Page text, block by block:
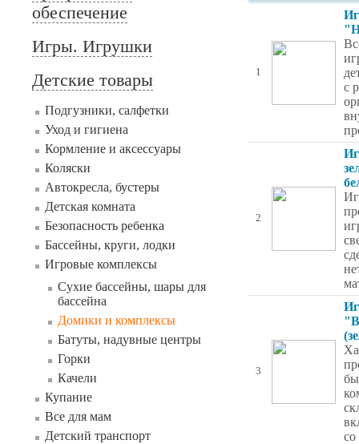
обеспечение
Игры. Игрушки
Детские товары
Подгузники, салфетки
Уход и гигиена
Кормление и аксессуары
Коляски
Автокресла, бустеры
Детская комната
Безопасность ребенка
Бассейны, круги, лодки
Игровые комплексы
Сухие бассейны, шары для
бассейна
Домики и комплексы
Батуты, надувные центры
Горки
Качели
Купание
Все для мам
Детский транспорт
1
с
2
3
со